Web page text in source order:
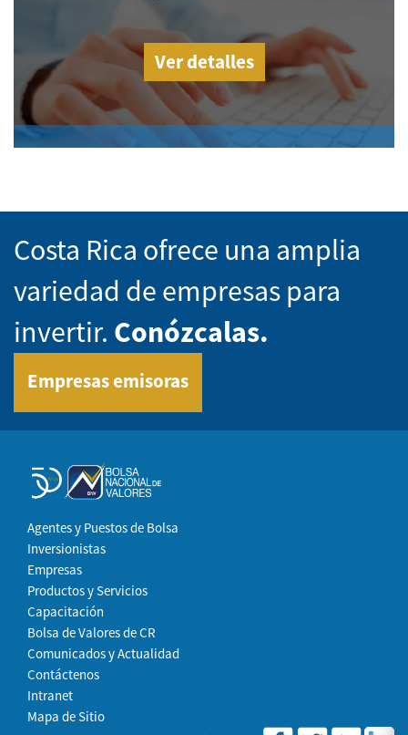
Ver detalles
Costa Rica ofrece una amplia
variedad de empresas para
invertir. Conózcalas.
Empresas emisoras
Agentes y Puestos de Bolsa
Inversionistas
Empresas
Productos y Servicios
Capacitación
Bolsa de Valores de CR
Comunicados y Actualidad
Contáctenos
Intranet
Mapa de Sitio